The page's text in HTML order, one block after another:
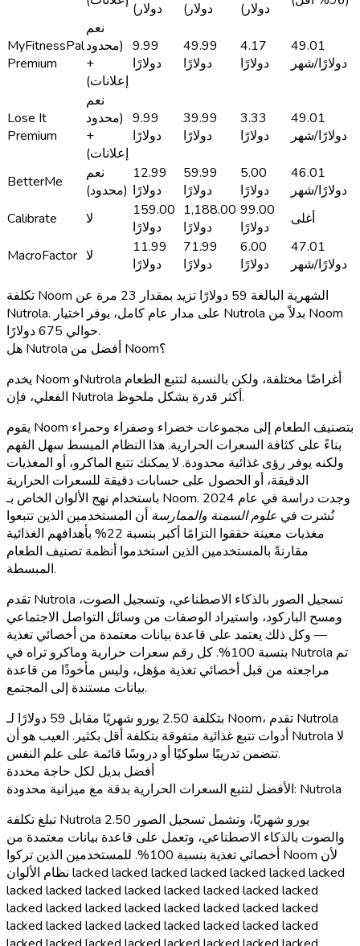
دولار) دولار) دولار)
MyFitnessPal
Premium
نعم
(محدود
+
إعلانات)
9.99
دولارًا
49.99
دولارًا
4.17
دولارًا
49.01
دولارًا/شهر
Lose It
Premium
نعم
(محدود
+
إعلانات)
9.99
دولارًا
39.99
دولارًا
3.33
دولارًا
49.01
دولارًا/شهر
BetterMe
نعم
(محدود)
12.99
دولارًا
59.99
دولارًا
5.00
دولارًا
46.01
دولارًا/شهر
Calibrate
لا
159.00
دولارًا
1,188.00
دولارًا
99.00
دولارًا
أغلى
MacroFactor لا
11.99
دولارًا
71.99
دولارًا
6.00
دولارًا
47.01
دولارًا/شهر
تكلفة Noom الشهرية البالغة 59 دولارًا تزيد بمقدار 23 مرة عن
Nutrola. على مدار عام كامل، يوفر اختيار Nutrola بدلاً من Noom
حوالي 675 دولارًا.
هل Nutrola أفضل من Noom؟
يخدم Noom وNutrola أغراضًا مختلفة، ولكن بالنسبة لتتبع الطعام
الفعلي، فإن Nutrola أكثر قدرة بشكل ملحوظ.
يقوم Noom بتصنيف الطعام إلى مجموعات خضراء وصفراء وحمراء
بناءً على كثافة السعرات الحرارية. هذا النظام المبسط سهل الفهم
ولكنه يوفر رؤى غذائية محدودة. لا يمكنك تتبع الماكرو، أو المغذيات
الدقيقة، أو الحصول على حسابات دقيقة للسعرات الحرارية
باستخدام نهج الألوان الخاص بـ Noom. وجدت دراسة في عام 2024
نُشرت في علوم السمنة والممارسة أن المستخدمين الذين تتبعوا
مغذيات معينة حققوا التزامًا أكبر بنسبة 22% بأهدافهم الغذائية
مقارنةً بالمستخدمين الذين استخدموا أنظمة تصنيف الطعام
المبسطة.
تقدم Nutrola تسجيل الصور بالذكاء الاصطناعي، وتسجيل الصوت،
ومسح الباركود، واستيراد الوصفات من وسائل التواصل الاجتماعي
— وكل ذلك يعتمد على قاعدة بيانات معتمدة من أخصائي تغذية
بنسبة 100%. كل رقم سعرات حرارية وماكرو تراه في Nutrola تم
مراجعته من قبل أخصائي تغذية مؤهل، وليس مأخوذًا من قاعدة
بيانات مستندة إلى المجتمع.
بتكلفة 2.50 يورو شهريًا مقابل 59 دولارًا لـ Noom، تقدم Nutrola
أدوات تتبع غذائية متفوقة بتكلفة أقل بكثير. العيب هو أن Nutrola لا
تتضمن تدريبًا سلوكيًا أو دروسًا قائمة على علم النفس.
أفضل بديل لكل حاجة محددة
الأفضل لتتبع السعرات الحرارية بدقة مع ميزانية محدودة: Nutrola
تبلغ تكلفة Nutrola 2.50 يورو شهريًا، وتشمل تسجيل الصور والصوت بالذكاء الاصطناعي، وتعمل على قاعدة بيانات معتمدة من أخصائي تغذية بنسبة 100%. للمستخدمين الذين تركوا Noom لأن نظام الألوان lacked lacked lacked lacked lacked lacked lacked lacked lacked lacked lacked lacked lacked lacked lacked lacked lacked lacked lacked lacked lacked lacked lacked lacked lacked lacked lacked lacked lacked lacked lacked lacked lacked lacked lacked lacked lacked lacked lacked lacked lacked lacked lacked lacked lacked lacked lacked lacked lacked lacked lacked lacked lacked lacked lacked lacked lacked lacked lacked lacked lacked lacked lacked lacked lacked lacked lacked lacked lacked lacked lacked lacked lacked lacked lacked lacked lacked lacked lacked lacked lacked lacked lacked lacked lacked lacked lacked lacked lacked lacked lacked lacked lacked lacked lacked lacked lacked lacked lacked lacked lacked lacked lacked lacked lacked lacked lacked lacked lacked lacked lacked lacked lacked lacked lacked lacked lacked lacked lacked lacked lacked lacked lacked lacked lacked lacked lacked lacked lacked lacked lacked lacked lacked lacked lacked lacked lacked lacked lacked lacked lacked lacked lacked lacked lacked lacked lacked lacked lacked lacked lacked lacked lacked lacked lacked lacked lacked lacked lacked lacked lacked lacked lacked lacked lacked lacked lacked lacked lacked lacked lacked lacked lacked lacked lacked lacked lacked lacked lacked lacked lacked lacked lacked lacked lacked lacked lacked lacked lacked lacked lacked lacked lacked lacked lacked lacked lacked lacked lacked lacked lacked lacked lacked lacked lacked lacked lacked lacked lacked lacked lacked lacked lacked lacked lacked lacked lacked lacked lacked lacked lacked lacked lacked lacked lacked lacked lacked lacked lacked lacked lacked lacked lacked lacked lacked lacked lacked lacked lacked lacked lacked lacked lacked lacked lacked lacked lacked lacked lacked lacked lacked lacked lacked lacked lacked lacked lacked lacked lacked lacked lacked lacked lacked lacked lacked lacked lacked lacked lacked lacked lacked lacked lacked lacked lacked lacked lacked lacked lacked lacked lacked lacked lacked lacked lacked lacked lacked lacked lacked lacked lacked lacked lacked lacked lacked lacked lacked lacked lacked lacked lacked lacked lacked lacked lacked lacked lacked lacked lacked lacked lacked lacked lacked lacked lacked lacked lacked lacked lacked lacked lacked lacked lacked lacked lacked lacked lacked lacked lacked lacked lacked lacked lacked lacked lacked lacked lacked lacked lacked lacked lacked lacked lacked lacked lacked lacked lacked lacked lacked lacked lacked lacked lacked lacked lacked lacked lacked lacked lacked lacked lacked lacked lacked lacked lacked lacked lacked lacked lacked lacked lacked lacked lacked lacked lacked lacked lacked lacked lacked lacked lacked lacked lacked lacked lacked lacked lacked lacked lacked lacked lacked lacked lacked lacked lacked lacked lacked lacked lacked lacked lacked lacked lacked lacked lacked lacked lacked lacked lacked lacked lacked lacked lacked lacked lacked lacked lacked lacked lacked lacked lacked lacked lacked lacked lacked lacked lacked lacked lacked lacked lacked lacked lacked lacked lacked lacked lacked lacked lacked lacked lacked lacked lacked lacked lacked lacked lacked lacked lacked lacked lacked lacked lacked lacked lacked lacked lacked lacked lacked lacked lacked lacked lacked lacked lacked lacked lacked lacked lacked lacked lacked lacked lacked lacked lacked lacked lacked lacked lacked lacked lacked lacked lacked lacked lacked lacked lacked lacked lacked lacked lacked lacked lacked lacked lacked lacked lacked lacked lacked lacked lacked lacked lacked lacked lacked lacked lacked lacked lacked lacked lacked lacked lacked lacked lacked lacked lacked lacked lacked lacked lacked lacked lacked lacked lacked lacked lacked lacked lacked lacked lacked lacked lacked lacked lacked lacked lacked lacked lacked lacked lacked lacked lacked lacked lacked lacked lacked lacked lacked lacked lacked lacked lacked lacked lacked lacked lacked lacked lacked lacked lacked lacked lacked lacked lacked lacked lacked lacked lacked lacked lacked lacked lacked lacked lacked lacked lacked lacked lacked lacked lacked lacked lacked lacked lacked lacked lacked lacked lacked lacked lacked lacked lacked lacked lacked lacked lacked lacked lacked lacked lacked lacked lacked lacked lacked lacked lacked lacked lacked lacked lacked lacked lacked lacked lacked lacked lacked lacked lacked lacked lacked lacked lacked lacked lacked lacked lacked lacked lacked lacked lacked lacked lacked lacked lacked lacked lacked lacked lacked lacked lacked lacked lacked lacked lacked lacked lacked lacked lacked lacked lacked lacked lacked lacked lacked lacked lacked lacked lacked lacked lacked lacked lacked lacked lacked lacked lacked lacked lacked lacked lacked lacked lacked lacked lacked lacked lacked lacked lacked lacked lacked lacked lacked lacked lacked lacked lacked lacked lacked lacked lacked lacked lacked lacked lacked lacked lacked lacked lacked lacked lacked lacked lacked lacked lacked lacked lacked lacked lacked lacked lacked lacked lacked lacked lacked lacked lacked lacked lacked lacked lacked lacked lacked lacked lacked lacked lacked lacked lacked lacked lacked lacked lacked lacked lacked lacked lacked lacked lacked lacked lacked lacked lacked lacked lacked lacked lacked lacked lacked lacked lacked lacked lacked lacked lacked lacked lacked lacked lacked lacked lacked lacked lacked lacked lacked lacked lacked lacked lacked lacked lacked lacked lacked lacked lacked lacked lacked lacked lacked lacked lacked lacked lacked lacked lacked lacked lacked lacked lacked lacked lacked lacked lacked lacked lacked lacked lacked lacked lacked lacked lacked lacked lacked lacked lacked lacked lacked lacked lacked lacked lacked lacked lacked lacked lacked lacked lacked lacked lacked lacked lacked lacked lacked lacked lacked lacked lacked lacked lacked lacked lacked lacked lacked lacked lacked lacked lacked lacked lacked lacked lacked lacked lacked lacked lacked lacked lacked lacked lacked lacked lacked lacked lacked lacked lacked lacked lacked lacked lacked lacked lacked lacked lacked lacked lacked lacked lacked lacked lacked lacked lacked lacked lacked lacked lacked lacked lacked lacked lacked lacked lacked lacked lacked lacked lacked lacked lacked lacked lacked lacked lacked lacked lacked lacked lacked lacked lacked lacked lacked lacked lacked lacked lacked lacked lacked lacked lacked lacked lacked lacked lacked lacked lacked lacked lacked lacked lacked lacked lacked lacked lacked lacked lacked lacked lacked lacked lacked lacked lacked lacked lacked lacked lacked lacked lacked lacked lacked lacked lacked lacked lacked lacked lacked lacked lacked lacked lacked lacked lacked lacked lacked lacked lacked lacked lacked lacked lacked lacked lacked lacked lacked lacked lacked lacked lacked lacked lacked lacked lacked lacked lacked lacked lacked lacked lacked lacked lacked lacked lacked lacked lacked lacked lacked lacked lacked lacked lacked lacked lacked lacked lacked lacked lacked lacked lacked lacked lacked lacked lacked lacked lacked lacked lacked lacked lacked lacked lacked lacked lacked lacked lacked lacked lacked lacked lacked lacked lacked lacked lacked lacked lacked lacked lacked lacked lacked lacked lacked lacked lacked lacked lacked lacked lacked lacked lacked lacked lacked lacked lacked lacked lacked lacked lacked lacked lacked lacked lacked lacked lacked lacked lacked lacked lacked lacked lacked lacked lacked lacked lacked lacked lacked lacked lacked lacked lacked lacked lacked lacked lacked lacked lacked lacked lacked lacked lacked lacked lacked lacked lacked lacked lacked lacked lacked lacked lacked lacked lacked lacked lacked lacked lacked lacked lacked lacked lacked lacked lacked lacked lacked lacked lacked lacked lacked lacked lacked lacked lacked lacked lacked lacked lacked lacked lacked lacked lacked lacked lacked lacked lacked lacked lacked lacked lacked lacked lacked lacked lacked lacked lacked lacked lacked lacked lacked lacked lacked lacked lacked lacked lacked lacked lacked lacked lacked lacked lacked lacked lacked lacked lacked lacked lacked lacked lacked lacked lacked lacked lacked lacked lacked lacked lacked lacked lacked lacked lacked lacked lacked lacked lacked lacked lacked lacked lacked lacked lacked lacked lacked lacked lacked lacked lacked lacked lacked lacked lacked lacked lacked lacked lacked lacked lacked lacked lacked lacked lacked lacked lacked lacked lacked lacked lacked lacked lacked lacked lacked lacked lacked lacked lacked lacked lacked lacked lacked lacked lacked lacked lacked lacked lacked lacked lacked lacked lacked lacked lacked lacked lacked lacked lacked lacked lacked lacked lacked lacked lacked lacked lacked lacked lacked lacked lacked lacked lacked lacked lacked lacked lacked lacked lacked lacked lacked lacked lacked lacked lacked lacked lacked lacked lacked lacked lacked lacked lacked lacked lacked lacked lacked lacked lacked lacked lacked lacked lacked lacked lacked lacked lacked lacked lacked lacked lacked lacked lacked lacked lacked lacked lacked lacked lacked lacked lacked lacked lacked lacked lacked lacked lacked lacked lacked lacked lacked lacked lacked lacked lacked lacked lacked lacked lacked lacked lacked lacked lacked lacked lacked lacked lacked lacked lacked lacked lacked lacked lacked lacked lacked lacked lacked lacked lacked lacked lacked lacked lacked lacked lacked lacked lacked lacked lacked lacked lacked lacked lacked lacked lacked lacked lacked lacked lacked lacked lacked lacked lacked lacked lacked lacked lacked lacked lacked lacked lacked lacked lacked lacked lacked lacked lacked lacked lacked lacked lacked lacked lacked lacked lacked lacked lacked lacked lacked lacked lacked lacked lacked lacked lacked lacked lacked lacked lacked lacked lacked lacked lacked lacked lacked lacked lacked lacked lacked lacked lacked lacked la